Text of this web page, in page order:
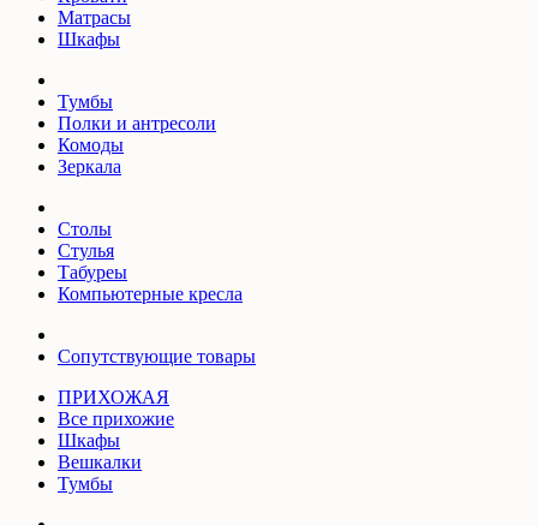
Матрасы
Шкафы
Тумбы
Полки и антресоли
Комоды
Зеркала
Столы
Стулья
Табуреы
Компьютерные кресла
Сопутствующие товары
ПРИХОЖАЯ
Все прихожие
Шкафы
Вешкалки
Тумбы